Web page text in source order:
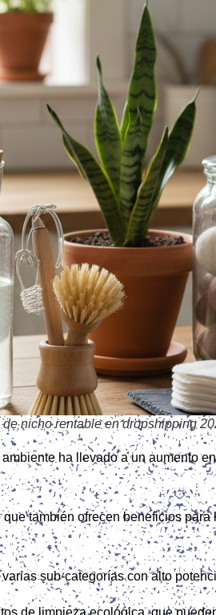
nicho rentable en dropshipping
ha llevado a un aumento
también ofrecen beneficios
varias sub-categorías con alto
de limpieza ecológica, que